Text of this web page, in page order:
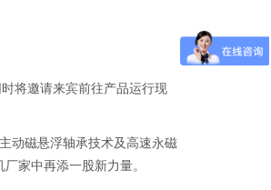
将邀请来宾前往产品运行现
动磁悬浮轴承技术及高速永磁
家中再添一股新力量。